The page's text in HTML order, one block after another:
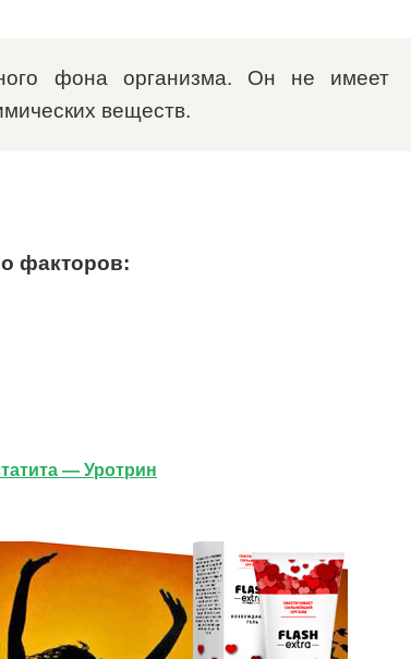
фона организма. Он не имеет
веществ.
факторов:
— Уротрин